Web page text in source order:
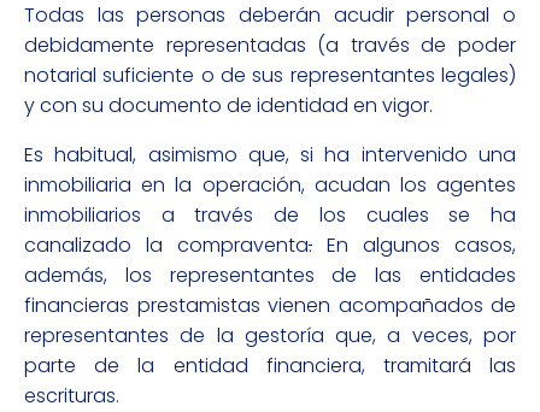
Todas las personas deberán acudir personal o
debidamente representadas (a través de poder
notarial suficiente o de sus representantes legales)
y con su documento de identidad en vigor.
Es habitual, asimismo que, si ha intervenido una
inmobiliaria en la operación, acudan los agentes
inmobiliarios a través de los cuales se ha
canalizado la compraventa. En algunos casos,
además, los representantes de las entidades
financieras prestamistas vienen acompañados de
representantes de la gestoría que, a veces, por
parte de la entidad financiera, tramitará las
escrituras.